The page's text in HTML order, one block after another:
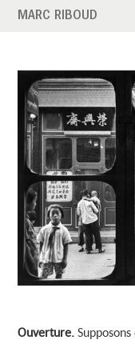
Aller
principal
MARC RIBOUD
Ouverture.